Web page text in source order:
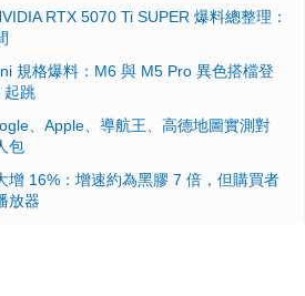
RTX 5070 Ti SUPER 爆料總整理：
規格爆料：M6 與 M5 Pro 異色搭檔登
起跳
、Apple、導航王、高德地圖實測對
包
增 16%：增速約為黑膠 7 倍，但購買者
放器